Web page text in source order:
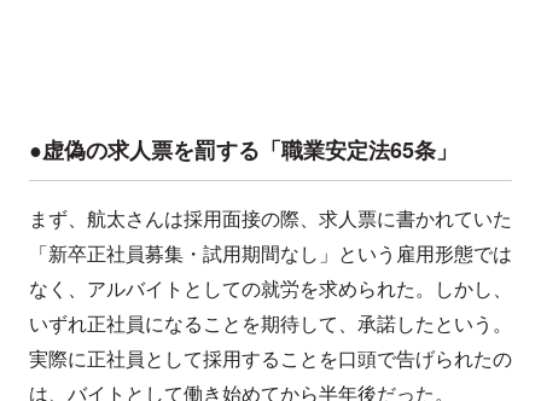
●虚偽の求人票を罰する「職業安定法65条」
まず、航太さんは採用面接の際、求人票に書かれていた
「新卒正社員募集・試用期間なし」という雇用形態では
なく、アルバイトとしての就労を求められた。しかし、
いずれ正社員になることを期待して、承諾したという。
実際に正社員として採用することを口頭で告げられたの
は、バイトとして働き始めてから半年後だった。